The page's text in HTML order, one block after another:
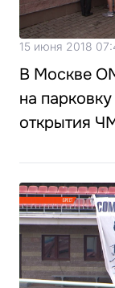
15 июня 2018
В Москве
на
открытия